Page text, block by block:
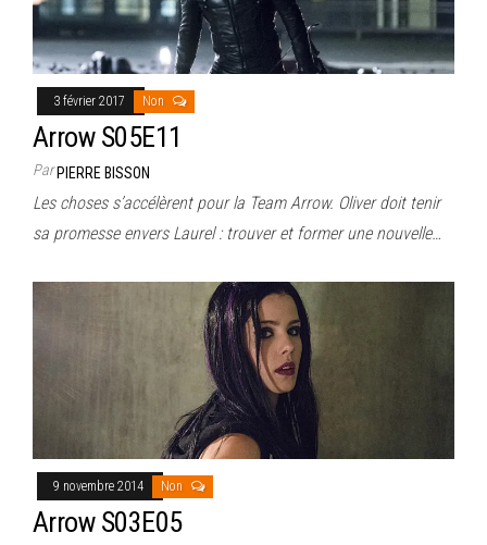
3 février 2017 Non
Arrow S05E11
ParPIERRE BISSON
Les choses s’accélèrent pour la Team Arrow. Oliver doit tenir
sa promesse envers Laurel : trouver et former une nouvelle…
9 novembre 2014 Non
Arrow S03E05